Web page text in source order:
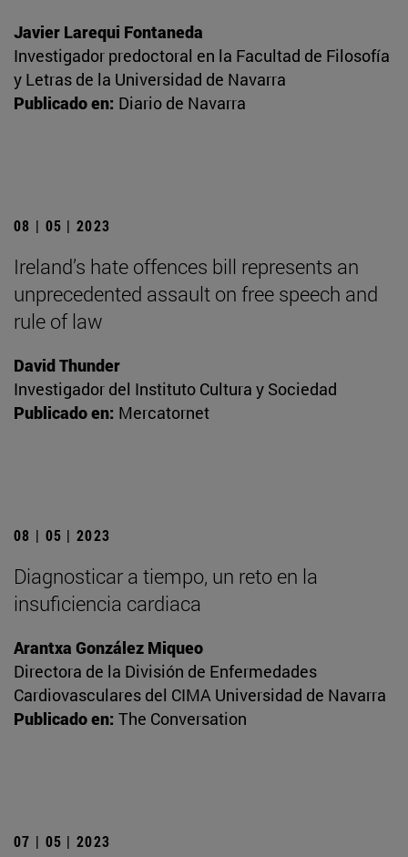
Javier Larequi Fontaneda
Investigador predoctoral en la Facultad de Filosofía
y Letras de la Universidad de Navarra
Publicado en: Diario de Navarra
08 | 05 | 2023
Ireland’s hate offences bill represents an
unprecedented assault on free speech and
rule of law
David Thunder
Investigador del Instituto Cultura y Sociedad
Publicado en: Mercatornet
08 | 05 | 2023
Diagnosticar a tiempo, un reto en la
insuficiencia cardiaca
Arantxa González Miqueo
Directora de la División de Enfermedades
Cardiovasculares del CIMA Universidad de Navarra
Publicado en: The Conversation
07 | 05 | 2023